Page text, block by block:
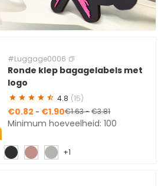
+1
#Luggage0006
Ronde klep bagagelabels met
logo
4.8 (15)
€0.82- €1.90€1.63-€3.81
Minimum hoeveelheid: 100